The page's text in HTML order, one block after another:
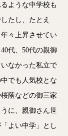
ような中学校も
たし、たとえ
々上昇させてい
代、50代の親御
なかった私立で
でも人気校とな
蔭などの御三家
に、親御さん世
よい中学」とし